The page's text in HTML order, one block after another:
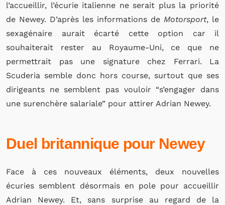
l’accueillir, l’écurie italienne ne serait plus la priorité
de Newey. D’après les informations de Motorsport, le
sexagénaire aurait écarté cette option car il
souhaiterait rester au Royaume-Uni, ce que ne
permettrait pas une signature chez Ferrari. La
Scuderia semble donc hors course, surtout que ses
dirigeants ne semblent pas vouloir “s’engager dans
une surenchère salariale” pour attirer Adrian Newey.
Duel britannique pour Newey
Face à ces nouveaux éléments, deux nouvelles
écuries semblent désormais en pole pour accueillir
Adrian Newey. Et, sans surprise au regard de la